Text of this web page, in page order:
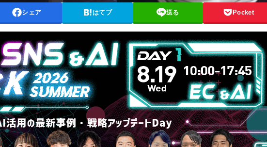
シェア はてブ 送る Pocket